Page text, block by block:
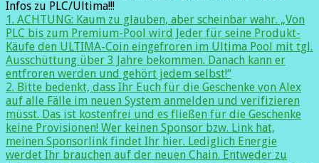
Infos zu PLC/Ultima!!!
1. ACHTUNG: Kaum zu glauben, aber scheinbar wahr. „Von
PLC bis zum Premium-Pool wird Jeder für seine Produkt-
Käufe den ULTIMA-Coin eingefroren im Ultima Pool mit tgl.
Ausschüttung über 3 Jahre bekommen. Danach kann er
entfroren werden und gehört jedem selbst!“
2. Bitte bedenkt, dass Ihr Euch für die Geschenke von Alex
auf alle Fälle im neuen System anmelden und verifizieren
müsst. Das ist kostenfrei und es fließen für die Geschenke
keine Provisionen! Wer keinen Sponsor bzw. Link hat,
meinen Sponsorlink findet Ihr hier. Lediglich Energie
werdet Ihr brauchen auf der neuen Chain. Entweder zu